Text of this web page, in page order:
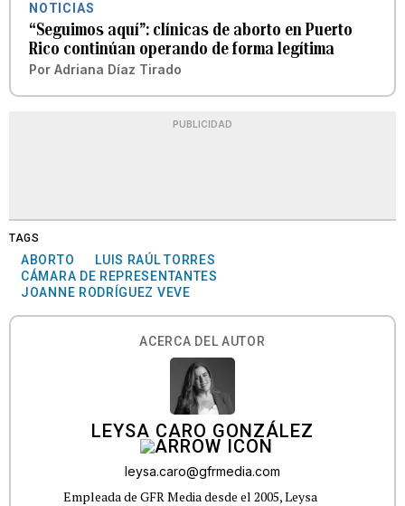
NOTICIAS
“Seguimos aquí”: clínicas de aborto en Puerto
Rico continúan operando de forma legítima
Por Adriana Díaz Tirado
PUBLICIDAD
TAGS
ABORTO
LUIS RAÚL TORRES
CÁMARA DE REPRESENTANTES
JOANNE RODRÍGUEZ VEVE
ACERCA DEL AUTOR
LEYSA CARO GONZÁLEZ
leysa.caro@gfrmedia.com
Empleada de GFR Media desde el 2005, Leysa